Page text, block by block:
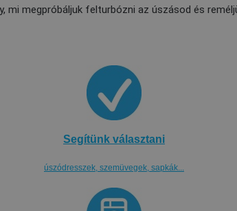
mi megpróbáljuk felturbózni az úszásod és
Segítünk választani
úszódresszek, szemüvegek, sapkák...